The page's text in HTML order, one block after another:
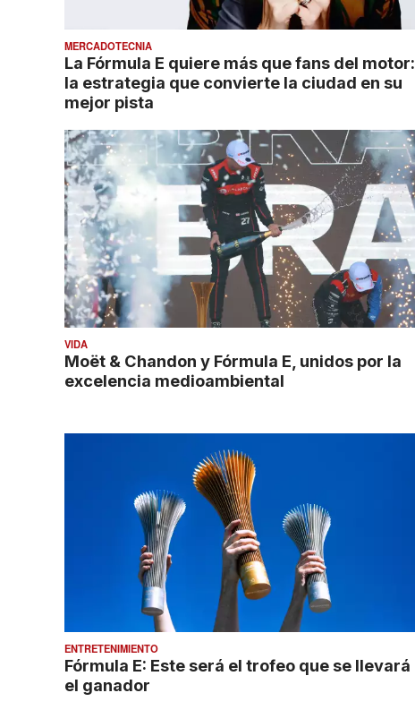
MERCADOTECNIA
La Fórmula E quiere más que fans del motor:
la estrategia que convierte la ciudad en su
mejor pista
VIDA
Moët & Chandon y Fórmula E, unidos por la
excelencia medioambiental
ENTRETENIMIENTO
Fórmula E: Este será el trofeo que se llevará
el ganador